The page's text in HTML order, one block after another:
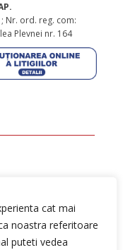
cat mai
noastra referitoare
puteti vedea
Nr. ord. reg. com:
Plevnei nr. 164